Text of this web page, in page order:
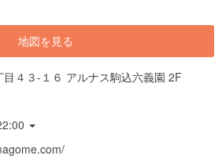
地図を見る
４３-１６ アルナス駒込六義園 2F